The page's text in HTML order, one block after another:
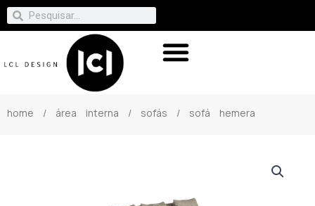
home / área interna / sofás / sofá hemera